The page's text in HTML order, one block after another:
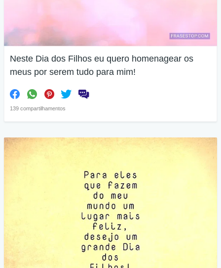
Neste Dia dos Filhos eu quero homenagear os
meus por serem tudo para mim!
139 compartilhamentos